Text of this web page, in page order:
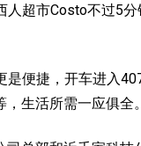
超市Costo不过5
便捷，开车进入
生活所需一应俱全。